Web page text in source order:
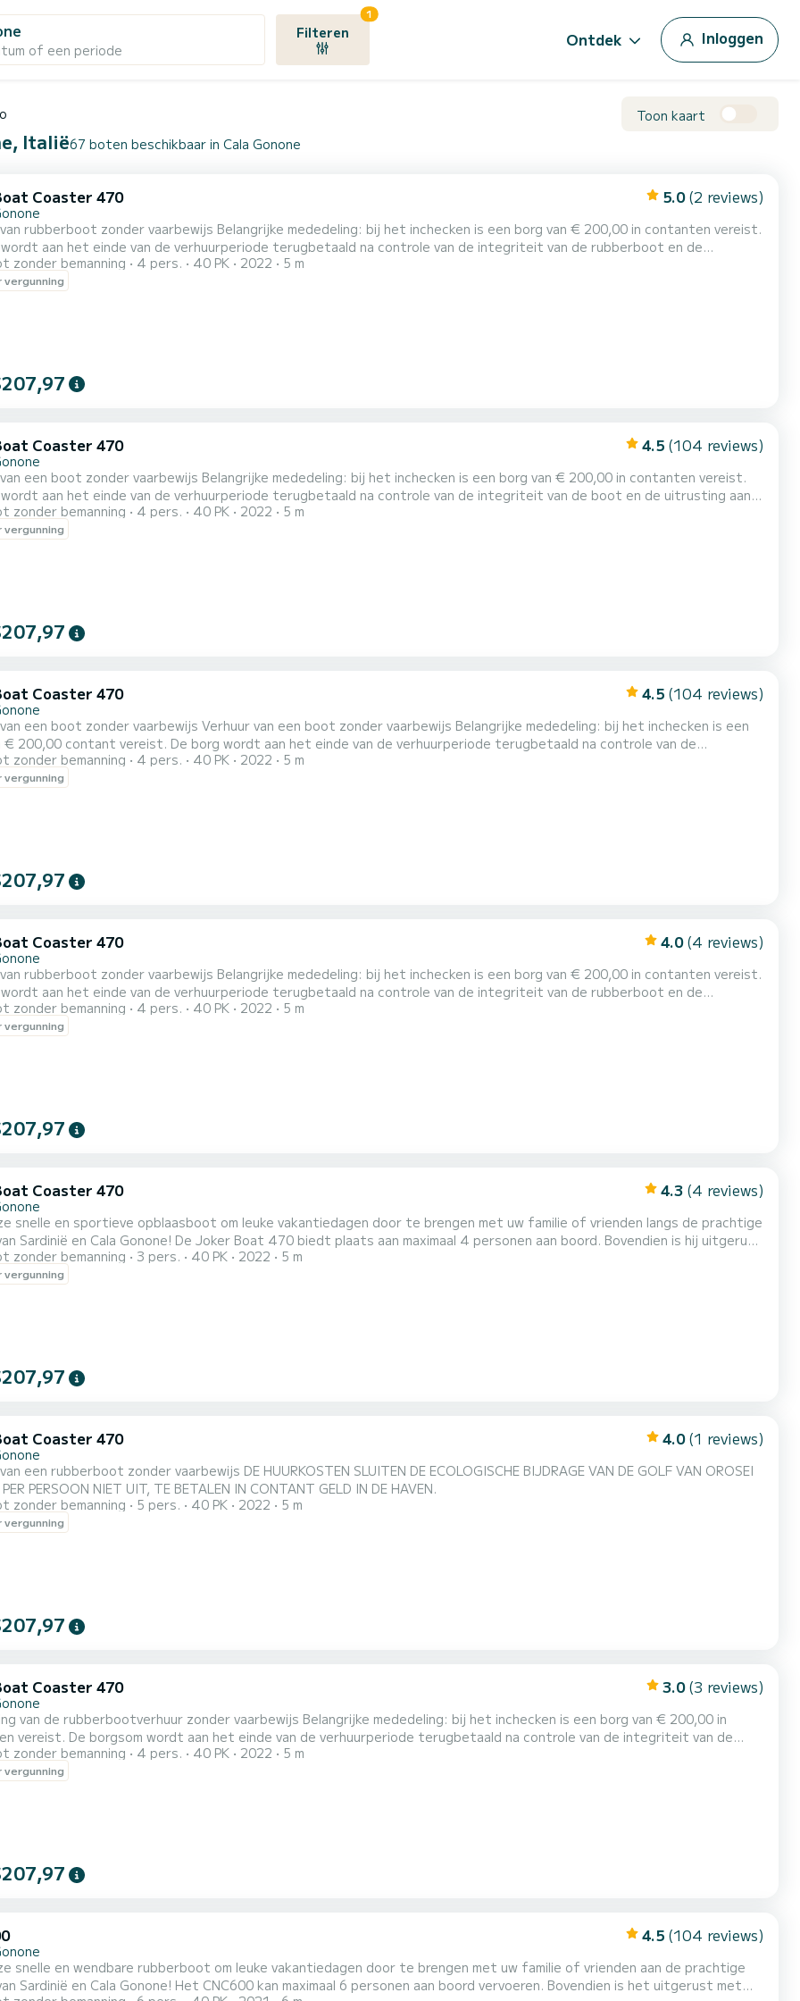
of een periode
Filteren
1
Ontdek Inloggen
Toon kaart
Italië67 boten beschikbaar in Cala Gonone
Coaster 470 5.0 (2 reviews)
vaarbewijs Belangrijke mededeling: bij het inchecken is een borg van € 200,00 in contanten vereist.
aan het einde van de verhuurperiode terugbetaald na controle van de integriteit van de rubberboot en de
De borg dient ter garantie voor eventuele schade, verlies van boorduitrusting of het niet naleven van de
zonder bemanning 4 pers. 40 PK 2022 5 m
vergunning
Coaster 470 4.5 (104 reviews)
vaarbewijs Belangrijke mededeling: bij het inchecken is een borg van € 200,00 in contanten vereist.
aan het einde van de verhuurperiode terugbetaald na controle van de integriteit van de boot en de uitrusting aan
De borg dient ter garantie voor eventuele schade, verlies van uitrusting aan boord of het niet naleven van de
zonder bemanning 4 pers. 40 PK 2022 5 m
vergunning
Coaster 470 4.5 (104 reviews)
vaarbewijs Verhuur van een boot zonder vaarbewijs Belangrijke mededeling: bij het inchecken is een
€ 200,00 contant vereist. De borg wordt aan het einde van de verhuurperiode terugbetaald na controle van de
van de boot en de inventaris aan boord. ------De borg heeft als doel eventuele schade, verlies van inventaris aan boord
zonder bemanning 4 pers. 40 PK 2022 5 m
vergunning
Coaster 470 4.0 (4 reviews)
vaarbewijs Belangrijke mededeling: bij het inchecken is een borg van € 200,00 in contanten vereist.
aan het einde van de verhuurperiode terugbetaald na controle van de integriteit van de rubberboot en de
uitrusting. ------De borg dient ter garantie voor eventuele schade, verlies van uitrusting of het niet naleven van de
zonder bemanning 4 pers. 40 PK 2022 5 m
vergunning
Coaster 470 4.3 (4 reviews)
snelle en sportieve opblaasboot om leuke vakantiedagen door te brengen met uw familie of vrienden langs de prachtige
De Joker Boat 470 biedt plaats aan maximaal 4 personen aan boord. Bovendien is hij uitgerust
van 40 pk en kan daarom ook worden gehuurd zonder dat u in het bezit bent van een vaarbewijs! U
zonder bemanning 3 pers. 40 PK 2022 5 m
vergunning
Coaster 470 4.0 (1 reviews)
zonder vaarbewijs DE HUURKOSTEN SLUITEN DE ECOLOGISCHE BIJDRAGE VAN DE GOLF VAN OROSEI
PERSOON NIET UIT, TE BETALEN IN CONTANT GELD IN DE HAVEN.
zonder bemanning 5 pers. 40 PK 2022 5 m
vergunning
Coaster 470 3.0 (3 reviews)
zonder vaarbewijs Belangrijke mededeling: bij het inchecken is een borg van € 200,00 in
vereist. De borgsom wordt aan het einde van de verhuurperiode terugbetaald na controle van de integriteit van de
en de boorduitrusting. De borg dient ter garantie voor eventuele schade, verlies van boorduitrusting of het niet
zonder bemanning 4 pers. 40 PK 2022 5 m
vergunning
4.5 (104 reviews)
snelle en wendbare rubberboot om leuke vakantiedagen door te brengen met uw familie of vrienden aan de prachtige
Sardinië en Cala Gonone! Het CNC600 kan maximaal 6 personen aan boord vervoeren. Bovendien is het uitgerust met